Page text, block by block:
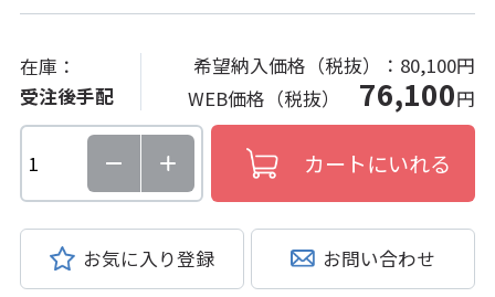
在庫：
受注後手配
希望納入価格（税抜）： 80,100円
WEB価格（税抜） 76,100円
お気に入り登録 お問い合わせ